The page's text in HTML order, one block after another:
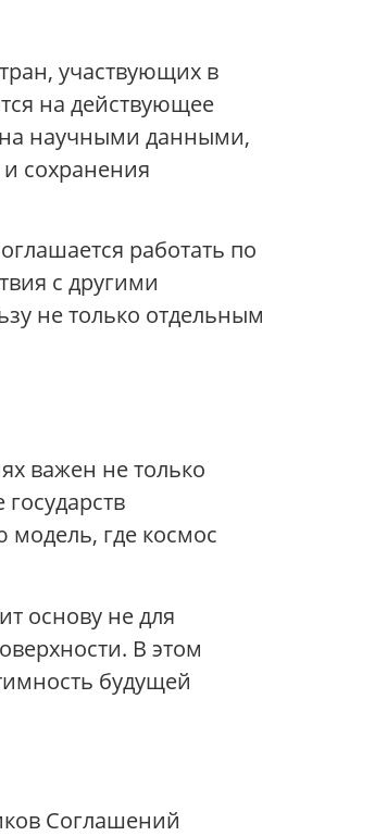
участвующих в
на действующее
научными данными,
сохранения
работать по
с другими
не только отдельным
важен не только
модель, где космос
основу не для
В этом
будущей
Соглашений